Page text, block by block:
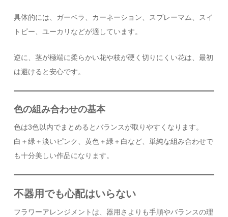
具体的には、ガーベラ、カーネーション、スプレーマム、スイ
トピー、ユーカリなどが適しています。
逆に、茎が極端に柔らかい花や枝が硬く切りにくい花は、最初
は避けると安心です。
色の組み合わせの基本
色は3色以内でまとめるとバランスが取りやすくなります。
白＋緑＋淡いピンク、黄色＋緑＋白など、単純な組み合わせで
も十分美しい作品になります。
不器用でも心配はいらない
フラワーアレンジメントは、器用さよりも手順やバランスの理